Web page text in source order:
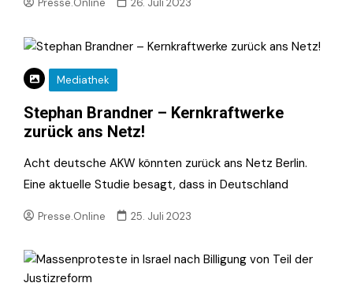
Mediathek
Stephan Brandner – Kernkraftwerke
zurück ans Netz!
Acht deutsche AKW könnten zurück ans Netz Berlin.
Eine aktuelle Studie besagt, dass in Deutschland
Presse.Online 25. Juli 2023